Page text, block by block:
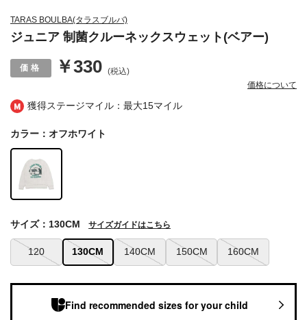
獲得ステージマイル：最大15マイル
TARAS BOULBA(タラスブルバ)
ジュニア 制菌クルーネックスウェット(ベアー)
￥330 (税込)
価格について
カラー：オフホワイト
120 130CM 140CM 150CM 160CM
サイズ：130CM サイズガイドはこちら
Find recommended sizes for your child